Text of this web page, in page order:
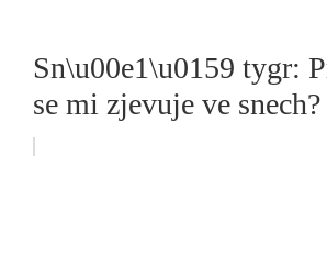
Sn\u00e1\u0159 tygr:
se mi zjevuje ve snech?